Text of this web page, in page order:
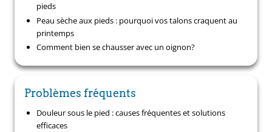
pieds
Peau sèche aux pieds : pourquoi vos talons craquent au
printemps
Comment bien se chausser avec un oignon?
Problèmes fréquents
Douleur sous le pied : causes fréquentes et solutions
efficaces